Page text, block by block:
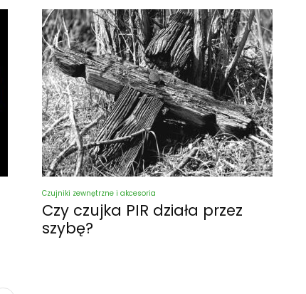
Czujniki zewnętrzne i akcesoria
Czy czujka PIR działa przez
szybę?